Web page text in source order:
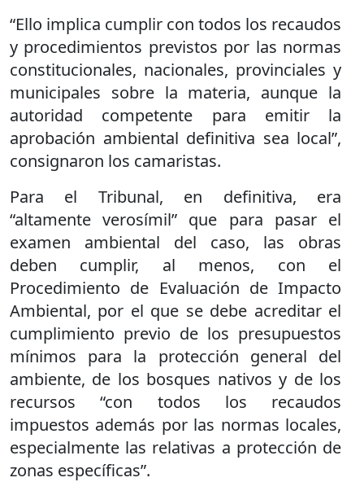
“Ello implica cumplir con todos los recaudos
y procedimientos previstos por las normas
constitucionales, nacionales, provinciales y
municipales sobre la materia, aunque la
autoridad competente para emitir la
aprobación ambiental definitiva sea local”,
consignaron los camaristas.
Para el Tribunal, en definitiva, era
“altamente verosímil” que para pasar el
examen ambiental del caso, las obras
deben cumplir, al menos, con el
Procedimiento de Evaluación de Impacto
Ambiental, por el que se debe acreditar el
cumplimiento previo de los presupuestos
mínimos para la protección general del
ambiente, de los bosques nativos y de los
recursos “con todos los recaudos
impuestos además por las normas locales,
especialmente las relativas a protección de
zonas específicas”.